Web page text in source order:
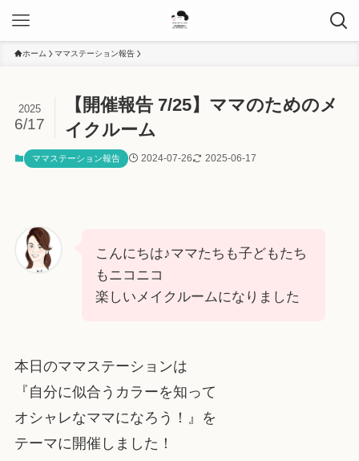
ホーム ママステーション報告
【開催報告 7/25】ママのためのメ
イクルーム
2025
6/17
ママステーション報告 2024-07-26 2025-06-17
こんにちは♪ママたちも子どもたち
もニコニコ
楽しいメイクルームになりました
本日のママステーションは
『自分に似合うカラーを知って
オシャレなママになろう！』を
テーマに開催しました！